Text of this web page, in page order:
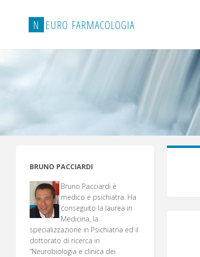
N EURO FARMACOLOGIA
BRUNO PACCIARDI
Bruno Pacciardi è
medico e psichiatra. Ha
conseguito la laurea in
Medicina, la
specializzazione in Psichiatria ed il
dottorato di ricerca in
“Neurobiologia e clinica dei